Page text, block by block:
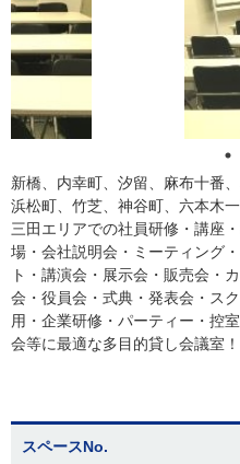
新橋、内幸町、汐留、麻布十番
浜松町、竹芝、神谷町、六本木
三田エリアでの社員研修・講座
場・会社説明会・ミーティング
ト・講演会・展示会・販売会・
会・役員会・式典・発表会・ス
用・企業研修・パーティー・控
会等に最適な多目的貸し会議室！
スペースNo.